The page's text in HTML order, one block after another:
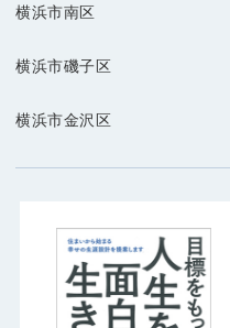
横浜市南区
横浜市磯子区
横浜市金沢区